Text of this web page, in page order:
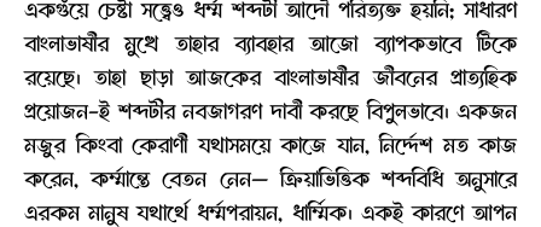
একগুঁয়ে চেষ্টা সত্ত্বেও ধর্ম্ম শব্দটী আদৌ পরিত্যক্ত হয়নি; সাধারণ
বাংলাভাষীর মুখে তাহার ব্যাবহার আজো ব্যাপকভাবে টিকে
রয়েছে। তাহা ছাড়া আজকের বাংলাভাষীর জীবনের প্রাত্যহিক
প্রয়োজন-ই শব্দটীর নবজাগরণ দাবী করছে বিপুলভাবে। একজন
মজুর কিংবা কেরাণী যথাসময়ে কাজে যান, নির্দ্দেশ মত কাজ
করেন, কর্ম্মান্তে বেতন নেন— ক্রিয়াভিত্তিক শব্দবিধি অনুসারে
এরকম মানুষ যথার্থে ধর্ম্মপরায়ন, ধার্ম্মিক। একই কারণে আপন